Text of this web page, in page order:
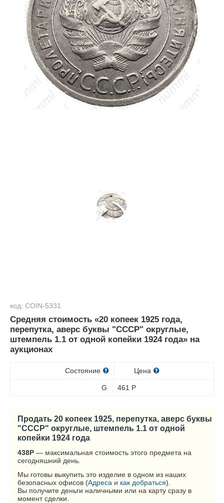
код: COIN-5331
Средняя стоимость «20 копеек 1925 года,
перепутка, аверс буквы "СССР" округлые,
штемпель 1.1 от одной копейки 1924 года» на
аукционах
Состояние Цена
G 461 Р
Продать 20 копеек 1925, перепутка, аверс буквы
"СССР" округлые, штемпель 1.1 от одной
копейки 1924 года
438Р — максимальная стоимость этого предмета на
сегодняшний день.
Мы готовы выкупить это изделие в одном из наших
безопасных офисов (Адреса и как добраться).
Вы получите деньги наличными или на карту сразу в
момент сделки.